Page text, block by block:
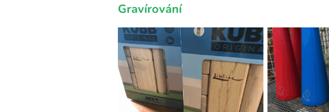
Gravírování